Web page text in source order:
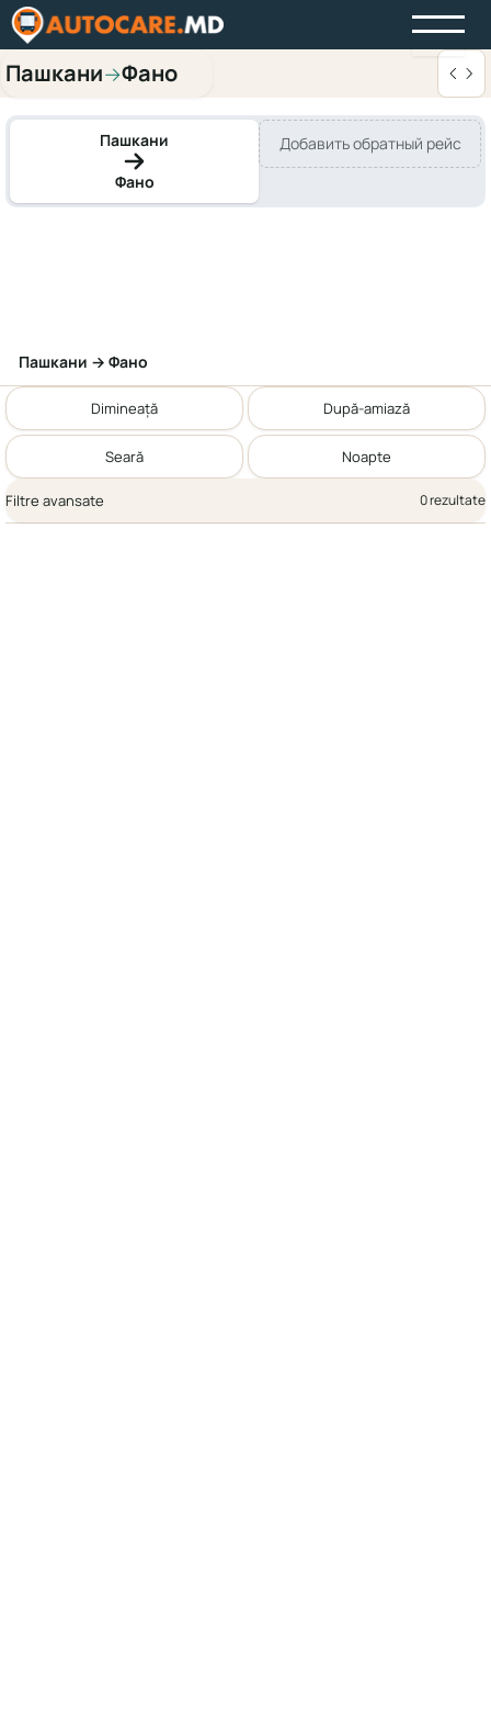
Пашкани→Фано
Пашкани
Фано
Добавить обратный рейс
Пашкани → Фано
Dimineață După-amiază
Seară Noapte
Filtre avansate 0 rezultate